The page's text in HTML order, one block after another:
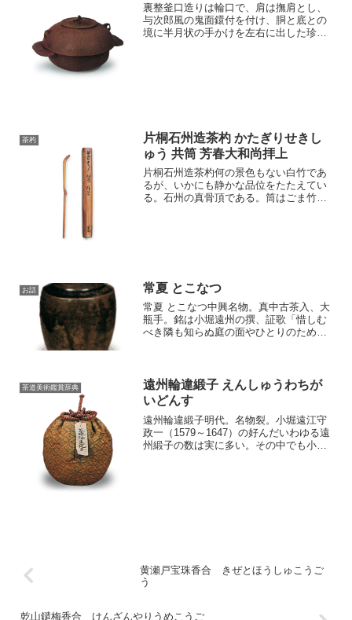
裏整釜口造りは輪口で、肩は撫肩とし、
与次郎風の鬼面鐶付を付け、胴と底との
境に半月状の手かけを左右に出した珍し
茶杓
片桐石州造茶杓 かたぎりせきし
ゅう 共筒 芳春大和尚拝上
片桐石州造茶杓何の景色もない白竹であ
るが、いかにも静かな品位をたたえてい
る。石州の真骨頂である。筒はごま竹の
お話 常夏 とこなつ
常夏 とこなつ中興名物。真中古茶入、大
瓶手。銘は小堀遠州の撰、証歌「惜しむ
べき隣も知らぬ庭の面やひとりのための
切、内くもり。大瓶手の...
茶道美術鑑賞辞典
遠州輪違緞子 えんしゅうわちが
いどんす
遠州輪違緞子明代。名物裂。小堀遠江守
政一（1579～1647）の好んだいわゆる遠
州緞子の数は実に多い。その中でも小堀
黄瀬戸宝珠香合 きぜとほうしゅこうご
う
乾山鑓梅香合 けんざんやりうめこうご